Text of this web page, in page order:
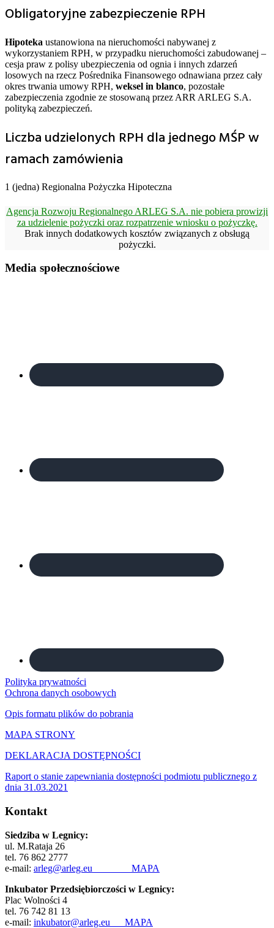
Obligatoryjne zabezpieczenie RPH
Hipoteka ustanowiona na nieruchomości nabywanej z
wykorzystaniem RPH, w przypadku nieruchomości zabudowanej –
cesja praw z polisy ubezpieczenia od ognia i innych zdarzeń
losowych na rzecz Pośrednika Finansowego odnawiana przez cały
okres trwania umowy RPH, weksel in blanco, pozostałe
zabezpieczenia zgodnie ze stosowaną przez ARR ARLEG S.A.
polityką zabezpieczeń.
Liczba udzielonych RPH dla jednego MŚP w
ramach zamówienia
1 (jedna) Regionalna Pożyczka Hipoteczna
Agencja Rozwoju Regionalnego ARLEG S.A. nie pobiera prowizji
za udzielenie pożyczki oraz rozpatrzenie wniosku o pożyczkę.
Brak innych dodatkowych kosztów związanych z obsługą
pożyczki.
Footer
Media społecznościowe
Polityka prywatności
Ochrona danych osobowych
Opis formatu plików do pobrania
MAPA STRONY
DEKLARACJA DOSTĘPNOŚCI
Raport o stanie zapewniania dostępności podmiotu publicznego z
dnia 31.03.2021
Kontakt
Siedziba w Legnicy:
ul. M.Rataja 26
tel. 76 862 2777
e-mail: arleg@arleg.eu MAPA
Inkubator Przedsiębiorczości w Legnicy:
Plac Wolności 4
tel. 76 742 81 13
e-mail: inkubator@arleg.eu MAPA